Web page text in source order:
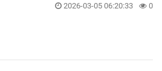
2026-03-05 06:20:33 0